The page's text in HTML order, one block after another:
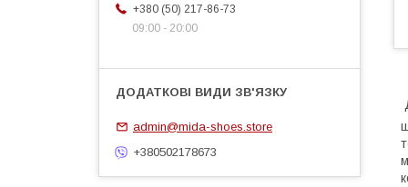
+380 (50) 217-86-73
09:00 - 20:00
admin@mida-shoes.store
+380502178673